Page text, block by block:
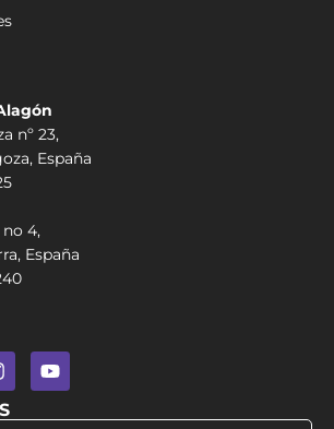
nº 23,
España
no 4,
España